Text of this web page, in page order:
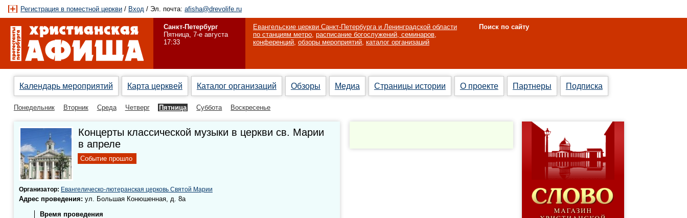
Регистрация в поместной церкви / Вход / Эл. почта: afisha@drevolife.ru
Санкт-Петербург
Пятница, 7-е августа
17:33
Евангельские церкви Санкт-Петербурга и Ленинградской области
по станциям метро, расписание богослужений, семинаров,
конференций, обзоры мероприятий, каталог организаций
Поиск по сайту
Календарь мероприятий Карта церквей Каталог организаций Обзоры Медиа Страницы истории О проекте Партнеры Подписка
Понедельник Вторник Среда Четверг Пятница Суббота Воскресенье
Концерты классической музыки в церкви св. Марии
в апреле
Событие прошло
Организатор: Евангелическо-лютеранская церковь Святой Марии
Адрес проведения: ул. Большая Конюшенная, д. 8а
Время проведения